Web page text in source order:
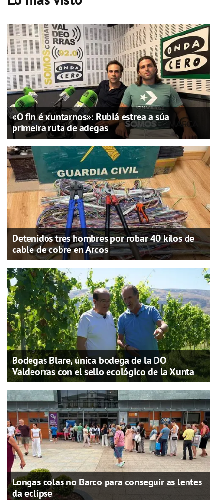
«O fin é xuntarnos»: Rubiá estrea a súa
primeira ruta de adegas
Detenidos tres hombres por robar 40 kilos de
cable de cobre en Arcos
Bodegas Blare, única bodega de la DO
Valdeorras con el sello ecológico de la Xunta
Longas colas no Barco para conseguir as lentes
da eclipse